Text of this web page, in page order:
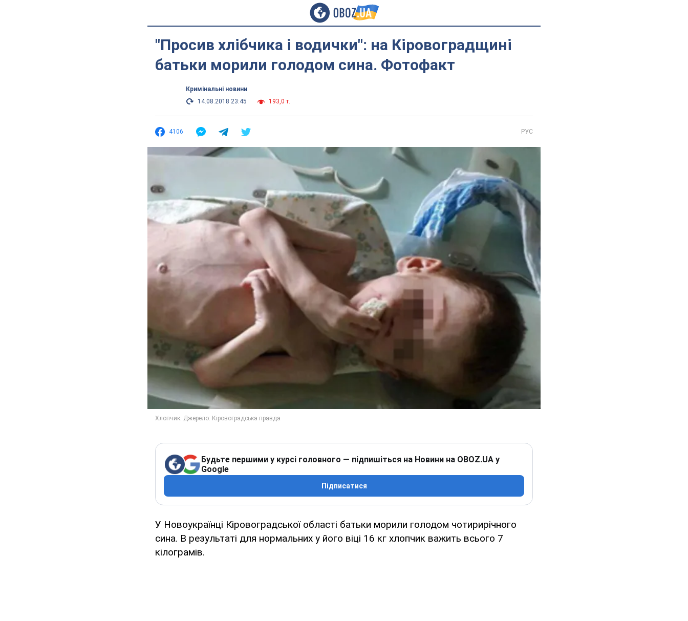
"Просив хлібчика і водички": на Кіровоградщині
батьки морили голодом сина. Фотофакт
Кримінальні новини
14.08.2018 23:45
193,0 т.
4106 РУС
Будьте першими у курсі головного — підпишіться на Новини на OBOZ.UA у
Google
Підписатися
У Новоукраїнці Кіровоградської області батьки морили голодом чотирирічного
сина. В результаті для нормальних у його віці 16 кг хлопчик важить всього 7
кілограмів.